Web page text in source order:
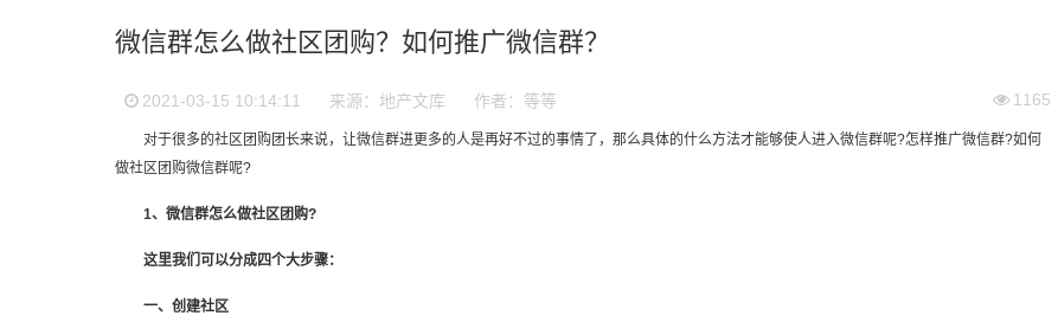
微信群怎么做社区团购？如何推广微信群？
2021-03-15 10:14:11 来源：地产文库 作者：等等 1165
对于很多的社区团购团长来说，让微信群进更多的人是再好不过的事情了，那么具体的什么方法才能够使人进入微信群呢?怎样推广微信群?如何
做社区团购微信群呢?
1、微信群怎么做社区团购?
这里我们可以分成四个大步骤：
一、创建社区